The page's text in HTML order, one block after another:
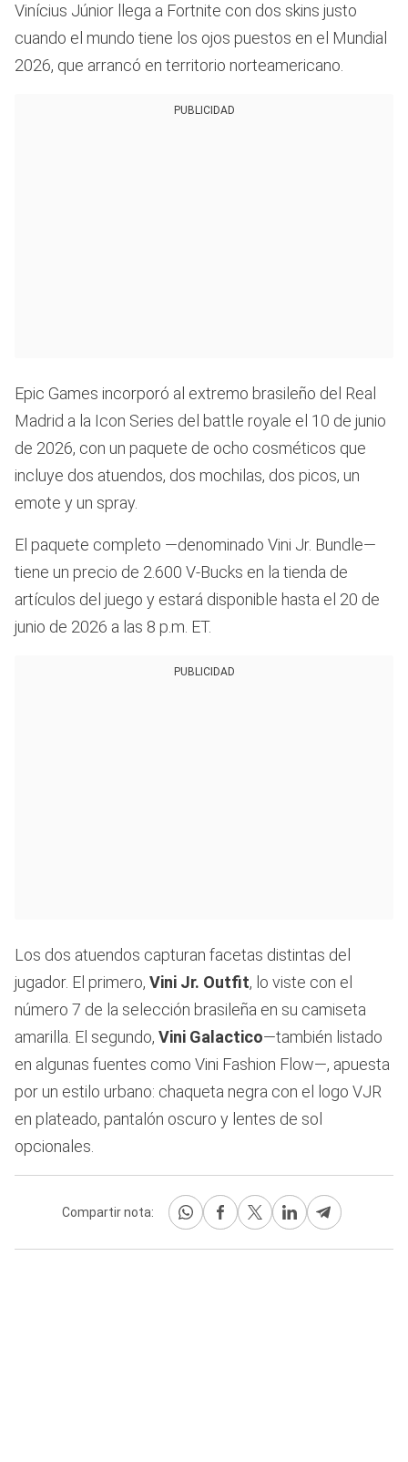
Vinícius Júnior llega a Fortnite con dos skins justo
cuando el mundo tiene los ojos puestos en el Mundial
2026, que arrancó en territorio norteamericano.
PUBLICIDAD
Epic Games incorporó al extremo brasileño del Real
Madrid a la Icon Series del battle royale el 10 de junio
de 2026, con un paquete de ocho cosméticos que
incluye dos atuendos, dos mochilas, dos picos, un
emote y un spray.
El paquete completo —denominado Vini Jr. Bundle—
tiene un precio de 2.600 V-Bucks en la tienda de
artículos del juego y estará disponible hasta el 20 de
junio de 2026 a las 8 p.m. ET.
PUBLICIDAD
Los dos atuendos capturan facetas distintas del
jugador. El primero, Vini Jr. Outfit, lo viste con el
número 7 de la selección brasileña en su camiseta
amarilla. El segundo, Vini Galactico—también listado
en algunas fuentes como Vini Fashion Flow—, apuesta
por un estilo urbano: chaqueta negra con el logo VJR
en plateado, pantalón oscuro y lentes de sol
opcionales.
Compartir nota: